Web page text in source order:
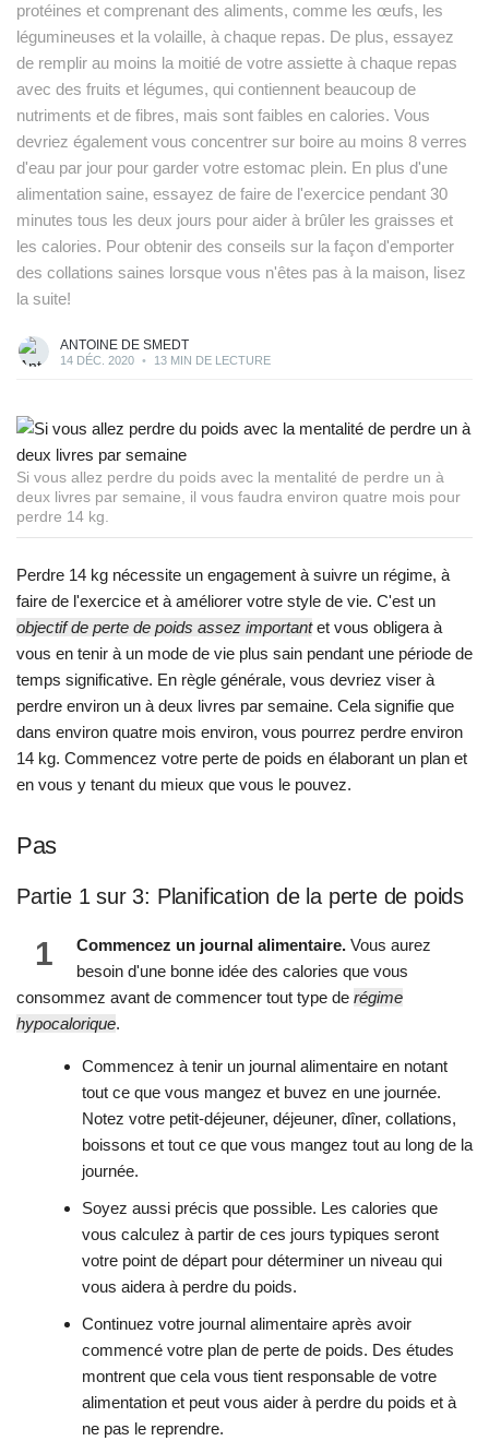
protéines et comprenant des aliments, comme les œufs, les
légumineuses et la volaille, à chaque repas. De plus, essayez
de remplir au moins la moitié de votre assiette à chaque repas
avec des fruits et légumes, qui contiennent beaucoup de
nutriments et de fibres, mais sont faibles en calories. Vous
devriez également vous concentrer sur boire au moins 8 verres
d'eau par jour pour garder votre estomac plein. En plus d'une
alimentation saine, essayez de faire de l'exercice pendant 30
minutes tous les deux jours pour aider à brûler les graisses et
les calories. Pour obtenir des conseils sur la façon d'emporter
des collations saines lorsque vous n'êtes pas à la maison, lisez
la suite!
ANTOINE DE SMEDT
14 DÉC. 2020 • 13 MIN DE LECTURE
Si vous allez perdre du poids avec la mentalité de perdre un à
deux livres par semaine, il vous faudra environ quatre mois pour
perdre 14 kg.
Perdre 14 kg nécessite un engagement à suivre un régime, à
faire de l'exercice et à améliorer votre style de vie. C'est un
objectif de perte de poids assez importantet vous obligera à
vous en tenir à un mode de vie plus sain pendant une période de
temps significative. En règle générale, vous devriez viser à
perdre environ un à deux livres par semaine. Cela signifie que
dans environ quatre mois environ, vous pourrez perdre environ
14 kg. Commencez votre perte de poids en élaborant un plan et
en vous y tenant du mieux que vous le pouvez.
Pas
Partie 1 sur 3: Planification de la perte de poids
1 Commencez un journal alimentaire. Vous aurez
besoin d'une bonne idée des calories que vous
consommez avant de commencer tout type de régime
hypocalorique.
Commencez à tenir un journal alimentaire en notant
tout ce que vous mangez et buvez en une journée.
Notez votre petit-déjeuner, déjeuner, dîner, collations,
boissons et tout ce que vous mangez tout au long de la
journée.
Soyez aussi précis que possible. Les calories que
vous calculez à partir de ces jours typiques seront
votre point de départ pour déterminer un niveau qui
vous aidera à perdre du poids.
Continuez votre journal alimentaire après avoir
commencé votre plan de perte de poids. Des études
montrent que cela vous tient responsable de votre
alimentation et peut vous aider à perdre du poids et à
ne pas le reprendre.